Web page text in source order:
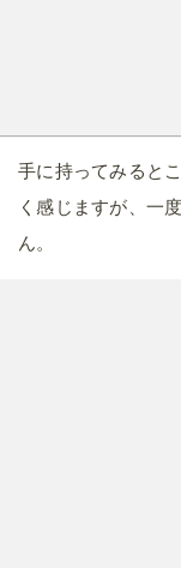
手に持ってみると
く感じますが、一
ん。